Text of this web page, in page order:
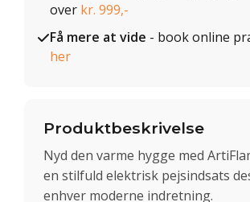
over kr. 999,-
Få mere at vide - book online
her
Produktbeskrivelse
Nyd den varme hygge med
en stilfuld elektrisk pejsindsats
enhver moderne indretning.